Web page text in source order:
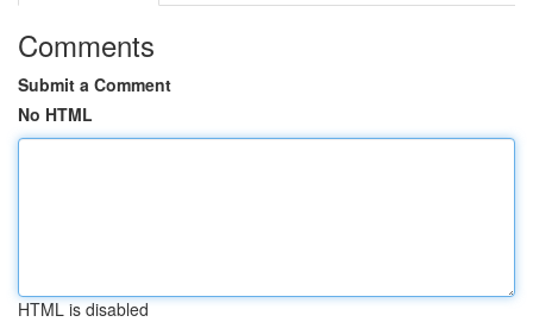
Comments
Submit a Comment
No HTML
HTML is disabled